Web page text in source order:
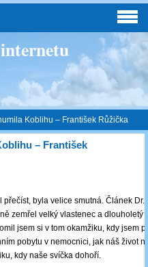
Koblihu – František Růžička
– František
přečíst, byla velice smutná. Článek Dr.
zemřel velký vlastenec a dlouholetý
jsem si v tom okamžiku, kdy jsem
pobytu v nemocnici, jak náš život
kdy naše svíčka dohoří.